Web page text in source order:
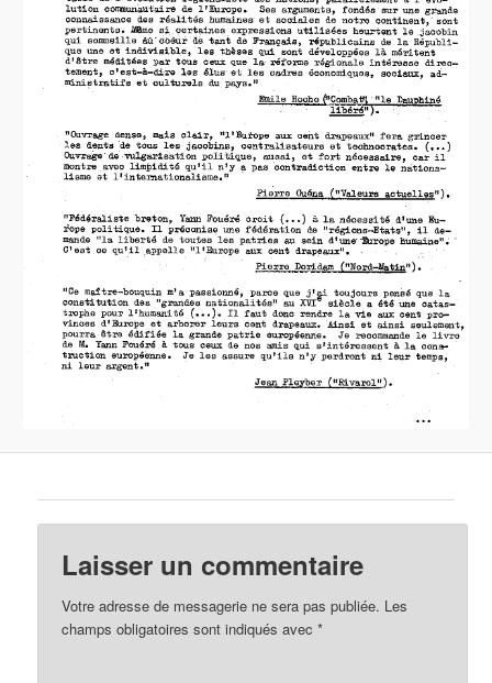
Laisser un commentaire
Votre adresse de messagerie ne sera pas publiée. Les
champs obligatoires sont indiqués avec*